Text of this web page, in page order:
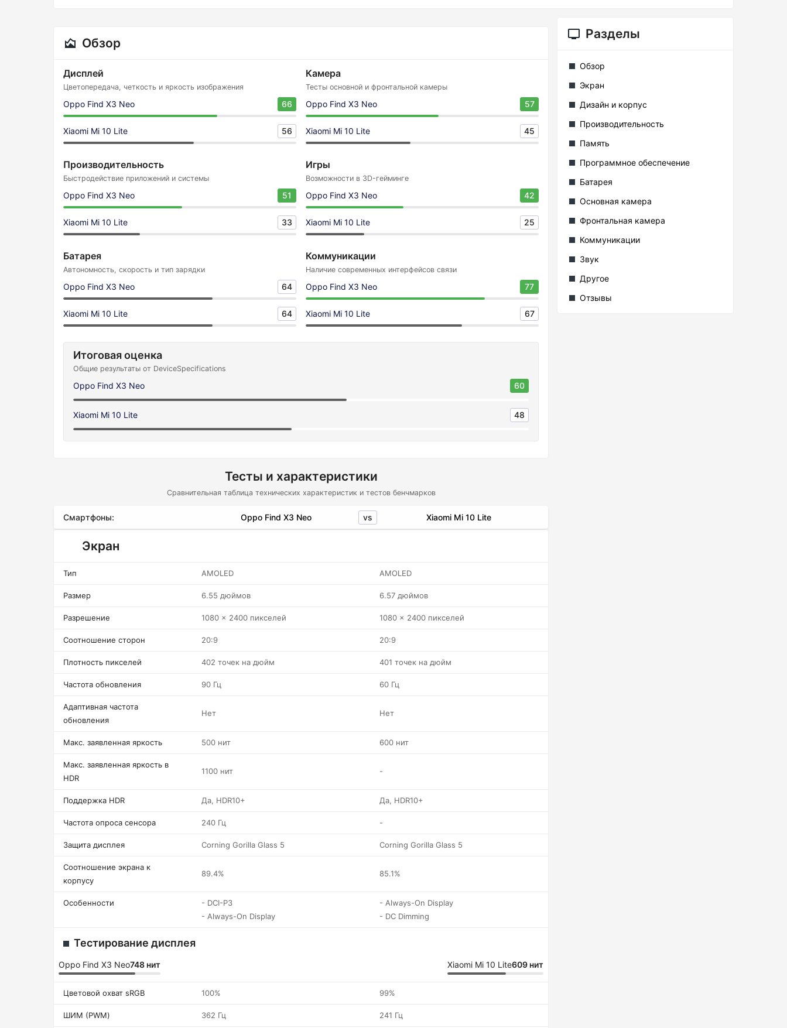
Обзор
Дисплей
Цветопередача, четкость и яркость изображения
Oppo Find X3 Neo 66
Xiaomi Mi 10 Lite 56
Камера
Тесты основной и фронтальной камеры
Oppo Find X3 Neo 57
Xiaomi Mi 10 Lite 45
Производительность
Быстродействие приложений и системы
Oppo Find X3 Neo 51
Xiaomi Mi 10 Lite 33
Игры
Возможности в 3D-гейминге
Oppo Find X3 Neo 42
Xiaomi Mi 10 Lite 25
Батарея
Автономность, скорость и тип зарядки
Oppo Find X3 Neo 64
Xiaomi Mi 10 Lite 64
Коммуникации
Наличие современных интерфейсов связи
Oppo Find X3 Neo 77
Xiaomi Mi 10 Lite 67
Итоговая оценка
Общие результаты от DeviceSpecifications
Oppo Find X3 Neo 60
Xiaomi Mi 10 Lite 48
Тесты и характеристики
Сравнительная таблица технических характеристик и тестов бенчмарков
Смартфоны: Oppo Find X3 Neo vs Xiaomi Mi 10 Lite
Экран
Тип AMOLED AMOLED
Размер 6.55 дюймов 6.57 дюймов
Разрешение 1080 x 2400 пикселей 1080 x 2400 пикселей
Соотношение сторон 20:9 20:9
Плотность пикселей 402 точек на дюйм 401 точек на дюйм
Частота обновления 90 Гц 60 Гц
Адаптивная частота
обновления
Нет Нет
Макс. заявленная яркость 500 нит 600 нит
Макс. заявленная яркость в
HDR
1100 нит -
Поддержка HDR Да, HDR10+ Да, HDR10+
Частота опроса сенсора 240 Гц -
Защита дисплея Corning Gorilla Glass 5 Corning Gorilla Glass 5
Соотношение экрана к
корпусу
89.4% 85.1%
Особенности
- DCI-P3
- Always-On Display
- Always-On Display
- DC Dimming
Тестирование дисплея
Oppo Find X3 Neo748 нит Xiaomi Mi 10 Lite609 нит
Цветовой охват sRGB 100% 99%
ШИМ (PWM) 362 Гц 241 Гц
Разделы
Обзор
Экран
Дизайн и корпус
Производительность
Память
Программное обеспечение
Батарея
Основная камера
Фронтальная камера
Коммуникации
Звук
Другое
Отзывы